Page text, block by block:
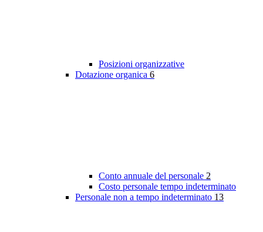
Posizioni organizzative
Dotazione organica 6
Conto annuale del personale 2
Costo personale tempo indeterminato
Personale non a tempo indeterminato 13